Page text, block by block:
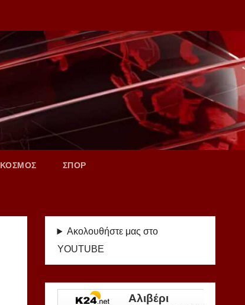
ΚΟΣΜΟΣ ΣΠΟΡ
Ακολουθήστε μας στο
YOUTUBE